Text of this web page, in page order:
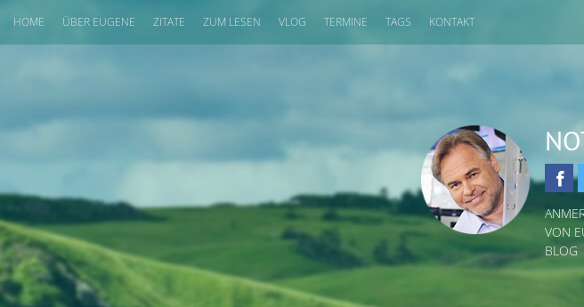
HOME ÜBER EUGENE ZITATE ZUM LESEN VLOG TERMINE TAGS KONTAKT
VON
BLOG